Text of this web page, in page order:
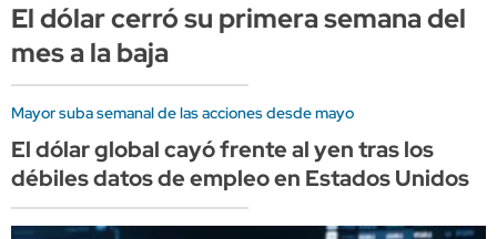
El dólar cerró su primera semana del
mes a la baja
Mayor suba semanal de las acciones desde mayo
El dólar global cayó frente al yen tras los
débiles datos de empleo en Estados Unidos